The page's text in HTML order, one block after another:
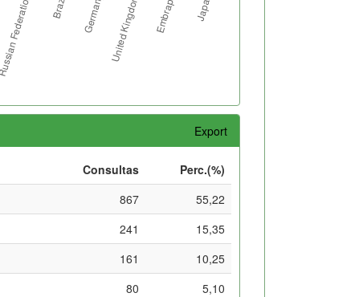
Export
Consultas
Perc.(%)
867
55,22
241
15,35
161
10,25
80
5,10